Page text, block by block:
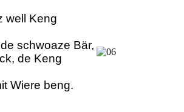
well Keng
schwoaze Bär,
de Keng
Wiere beng.